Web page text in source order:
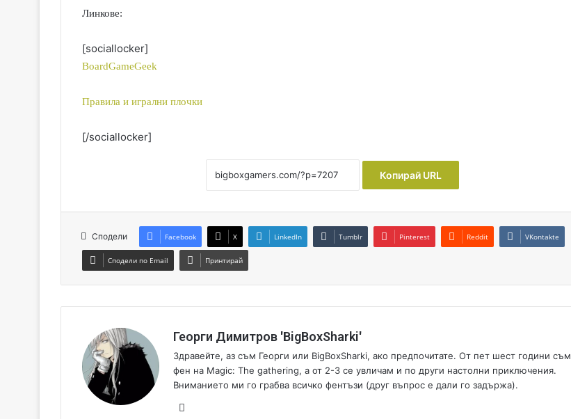
Линкове:
[sociallocker]
BoardGameGeek
Правила и игрални плочки
[/sociallocker]
Копирай URL
Сподели Facebook X LinkedIn Tumblr Pinterest Reddit VKontakte
Сподели по Email Принтирай
Георги Димитров 'BigBoxSharki'
Здравейте, аз съм Георги или BigBoxSharki, ако предпочитате. От пет шест години съм
фен на Magic: The gathering, а от 2-3 се увличам и по други настолни приключения.
Вниманието ми го грабва всичко фентъзи (друг въпрос е дали го задържа).